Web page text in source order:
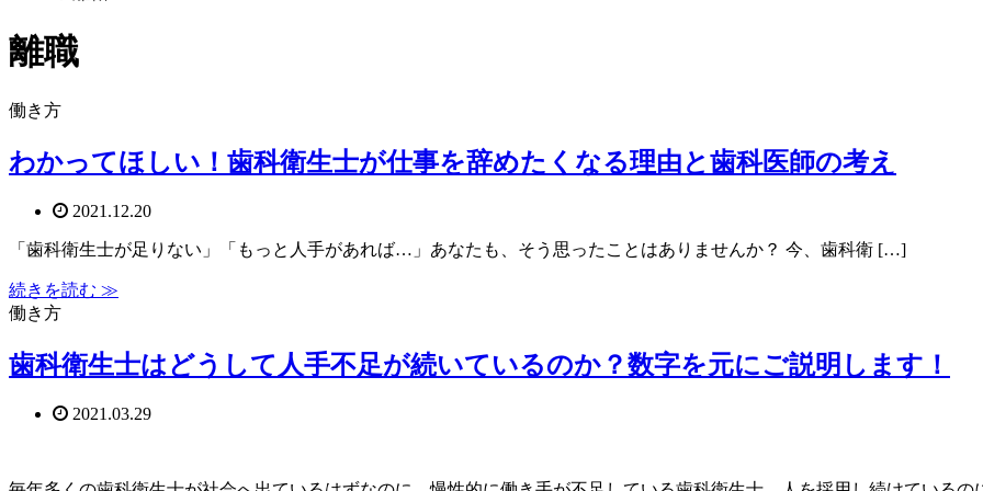
離職
働き方
わかってほしい！歯科衛生士が仕事を辞めたくなる理由と歯科医師の考え
2021.12.20
「歯科衛生士が足りない」「もっと人手があれば…」あなたも、そう思ったことはありませんか？ 今、歯科衛 […]
続きを読む ≫
働き方
歯科衛生士はどうして人手不足が続いているのか？数字を元にご説明します！
2021.03.29